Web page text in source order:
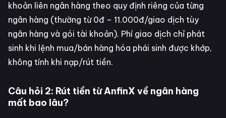
khoản liên ngân hàng theo quy định riêng của từng
ngân hàng (thường từ 0đ – 11.000đ/giao dịch tùy
ngân hàng và gói tài khoản). Phí giao dịch chỉ phát
sinh khi lệnh mua/bán hàng hóa phái sinh được khớp,
không tính khi nạp/rút tiền.
Câu hỏi 2: Rút tiền từ AnfinX về ngân hàng
mất bao lâu?